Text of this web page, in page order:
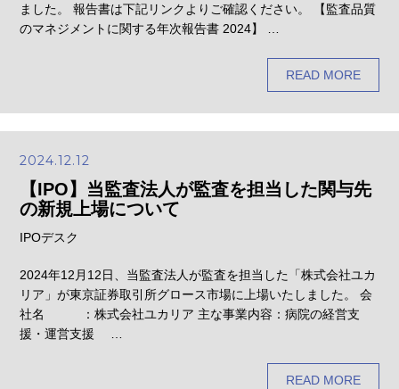
ました。 報告書は下記リンクよりご確認ください。 【監査品質
のマネジメントに関する年次報告書 2024】 …
READ MORE
2024.12.12
【IPO】当監査法人が監査を担当した関与先
の新規上場について
IPOデスク
2024年12月12日、当監査法人が監査を担当した「株式会社ユカ
リア」が東京証券取引所グロース市場に上場いたしました。 会
社名 ：株式会社ユカリア 主な事業内容：病院の経営支
援・運営支援 …
READ MORE